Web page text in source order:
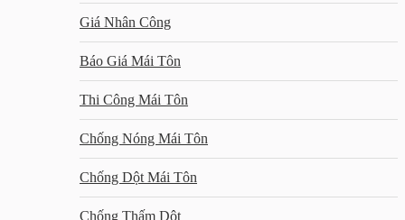
Giá Nhân Công
Báo Giá Mái Tôn
Thi Công Mái Tôn
Chống Nóng Mái Tôn
Chống Dột Mái Tôn
Chống Thấm Dột